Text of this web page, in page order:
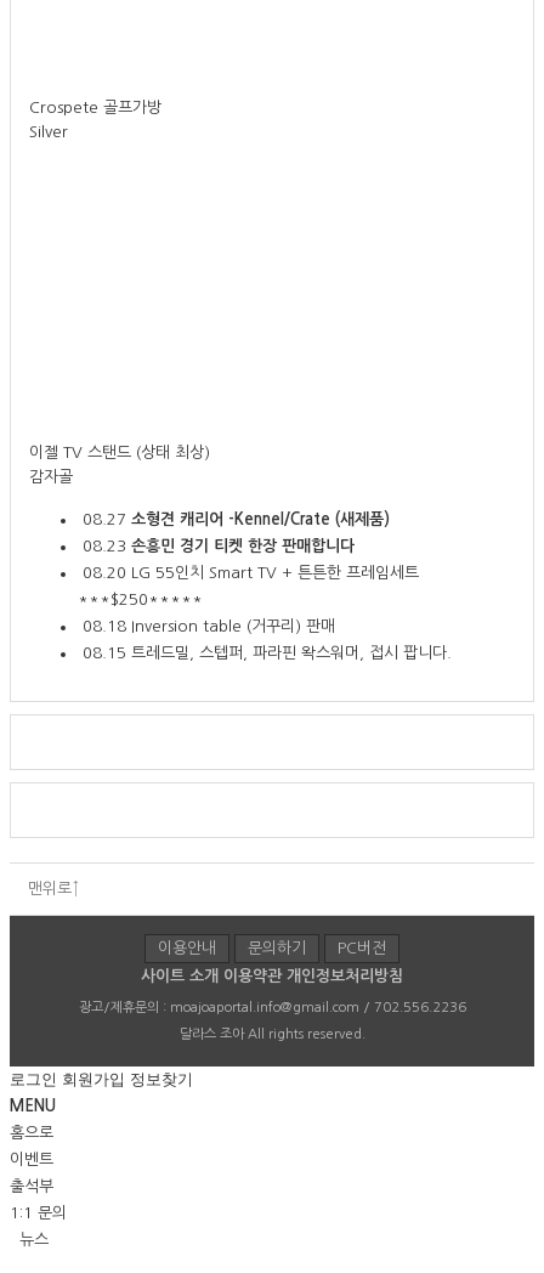
Crospete 골프가방
Silver
이젤 TV 스탠드 (상태 최상)
감자골
08.27 소형견 캐리어 -Kennel/Crate (새제품)
08.23 손흥민 경기 티켓 한장 판매합니다
08.20
LG 55인치 Smart TV + 튼튼한 프레임세트
***$250*****
08.18 Inversion table (거꾸리) 판매
08.15 트레드밀, 스텝퍼, 파라핀 왁스워머, 접시 팝니다.
맨위로↑
이용안내 문의하기
PC버전
사이트 소개 이용약관 개인정보처리방침
광고/제휴문의 : moajoaportal.info@gmail.com / 702.556.2236
달라스 조아All rights reserved.
로그인 회원가입 정보찾기
MENU
홈으로
이벤트
출석부
1:1 문의
뉴스